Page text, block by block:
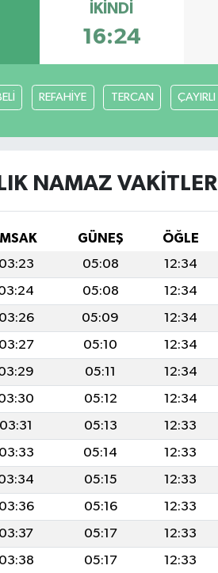
İKINDI
16:24
REFAHİYE TERCAN ÇAYIRLI
NAMAZ VAKITLERI
İMSAK GÜNEŞ ÖĞLE
03:23 05:08 12:34
05:08 12:34
03:26 05:09 12:34
03:27 05:10 12:34
05:11 12:34
05:12 12:34
03:31 05:13 12:33
03:33 05:14 12:33
05:15 12:33
03:36 05:16 12:33
03:37 05:17 12:33
03:38 05:17 12:33